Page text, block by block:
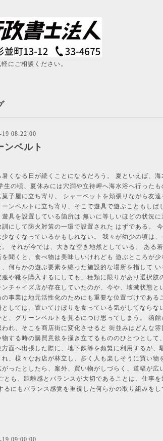
にご相談ください。
19 08:22:00
ンベルト
暑くなる日が続くことになるだろう。 夏といえば、
生の頃、夏休みには穴澗や立待岬へ海水浴へ行った
菓子屋に立ち寄り、 シャーベットを頬張りながら友
ーンベルトに立ち寄り、そこで遊具で遊ぶこともしば
遊具を設置している箇所は 無いに等しいほどの状況
訓にして防火対策の一環で設置された はずである。
少なくなっているかもしれない。 我々が幼少の頃は
。 それが今では、大きな空き地然としている。 ある
を聞くと、食べ物は美味しいけれども 遊ぶところが
、何らかの遊ぶ要素を纏った施設的な場所を指して
服や靴を購入するにしても、種類に限りがあり選択
ンチャイズ店が存在していたのが、今や、壊滅状態
の事業は地元活性化のためにも重要な位置づけであ
としては、置いてけぼりを食っている気がしてなら
と、グリーンベルトを見るにつけ思ってしまう。 函
われ、そこを商店街に変化させると 街並みはどんな
物する時の購買意欲を掻き立てるもののひとつとし
方面へ出張した際に、地下鉄等を頻繁に利用するが
れ、様々なお店が林立し、歩く人も楽しそうに買い
がったとしたら、案外、買い物がしづらく、道幅が
とも、距離感とバランスが大切であることは、仕事
るにもバランス感覚を重視した何らかの取り組みをし
19 09:00:00